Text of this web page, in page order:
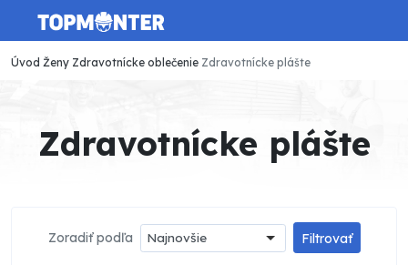
Úvod Ženy Zdravotnícke oblečenie Zdravotnícke plášte
Zdravotnícke plášte
Zoradiť podľa Najnovšie Filtrovať